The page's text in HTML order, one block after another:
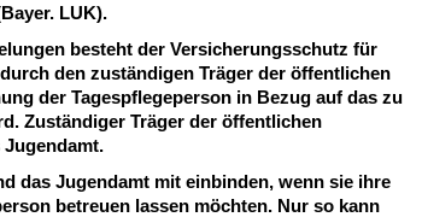
LUK).
besteht der Versicherungsschutz für
den zuständigen Träger der öffentlichen
der Tagespflegeperson in Bezug auf das zu
Zuständiger Träger der öffentlichen
das Jugendamt mit einbinden, wenn sie ihre
betreuen lassen möchten. Nur so kann